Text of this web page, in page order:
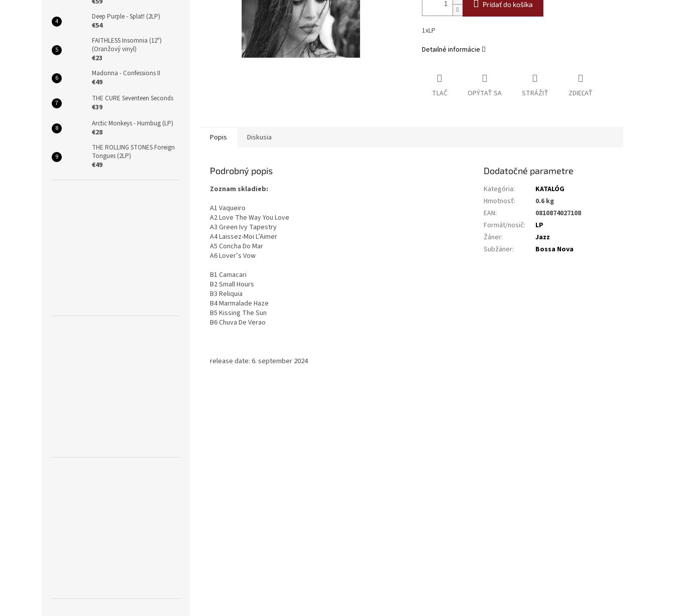
Deep Purple - Splat! (2LP)
€54
FAITHLESS Insomnia (12")
(Oranžový vinyl)
€23
Madonna - Confessions II
€49
THE CURE Seventeen Seconds
€39
Arctic Monkeys - Humbug (LP)
€28
THE ROLLING STONES Foreign
Tongues (2LP)
€49
Pridať do košíka
1xLP
Detailné informácie
TLAČ OPÝTAŤ SA STRÁŽIŤ ZDIEĽAŤ
Popis Diskusia
Podrobný popis
Zoznam skladieb:
A1 Vaqueiro
A2 Love The Way You Love
A3 Green Ivy Tapestry
A4 Laissez-Moi L’Aimer
A5 Concha Do Mar
A6 Lover’s Vow
B1 Camacari
B2 Small Hours
B3 Reliquia
B4 Marmalade Haze
B5 Kissing The Sun
B6 Chuva De Verao
release date: 6. september 2024
Dodatočné parametre
Kategória:
KATALÓG
Hmotnosť:
0.6 kg
EAN:
0810874027108
Formát/nosič:
LP
Žáner:
Jazz
Subžáner: Bossa Nova